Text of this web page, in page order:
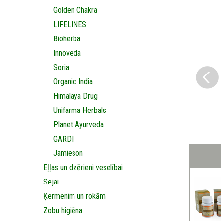
Golden Chakra
LIFELINES
Bioherba
Innoveda
Soria
Organic India
Himalaya Drug
Unifarma Herbals
Planet Ayurveda
GARDI
Jamieson
Eļļas un dzērieni veselībai
Sejai
Ķermenim un rokām
Zobu higiēna